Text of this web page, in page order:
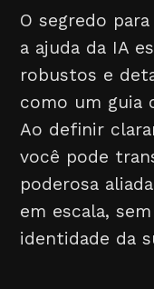
O segredo
a ajuda da IA
robustos e
como um guia
Ao definir
você pode
poderosa
em escala,
identidade da